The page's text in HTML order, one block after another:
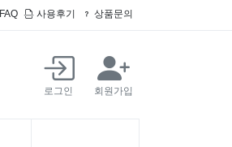
FAQ 사용후기 상품문의
로그인 회원가입